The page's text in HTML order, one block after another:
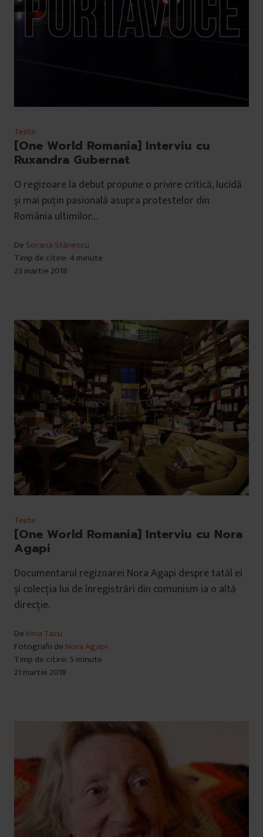
Texte
[One World Romania] Interviu cu
Ruxandra Gubernat
O regizoare la debut propune o privire critică, lucidă
și mai puțin pasională asupra protestelor din
România ultimilor…
De Sorana Stănescu
Timp de citire: 4 minute
23 martie 2018
Texte
[One World Romania] Interviu cu Nora
Agapi
Documentarul regizoarei Nora Agapi despre tatăl ei
și colecția lui de înregistrări din comunism ia o altă
direcție.
De Irina Tacu
Fotografii de Nora Agapi
Timp de citire: 5 minute
21 martie 2018